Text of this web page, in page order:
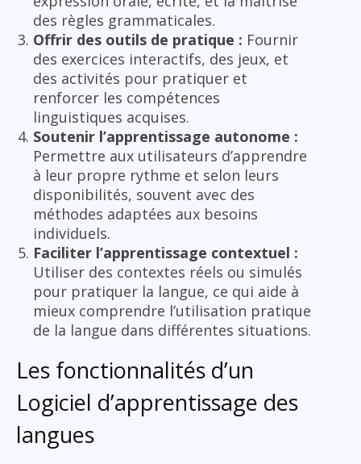
des règles grammaticales.
Offrir des outils de pratique : Fournir
des exercices interactifs, des jeux, et
des activités pour pratiquer et
renforcer les compétences
linguistiques acquises.
Soutenir l’apprentissage autonome :
Permettre aux utilisateurs d’apprendre
à leur propre rythme et selon leurs
disponibilités, souvent avec des
méthodes adaptées aux besoins
individuels.
Faciliter l’apprentissage contextuel :
Utiliser des contextes réels ou simulés
pour pratiquer la langue, ce qui aide à
mieux comprendre l’utilisation pratique
de la langue dans différentes situations.
Les fonctionnalités d’un
Logiciel d’apprentissage des
langues